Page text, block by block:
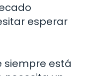
esperar
siempre está